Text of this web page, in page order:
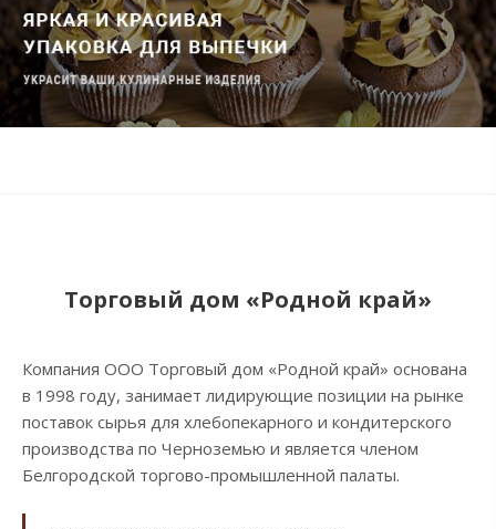
Торговый дом «Родной край»
Компания ООО Торговый дом «Родной край» основана
в 1998 году, занимает лидирующие позиции на рынке
поставок сырья для хлебопекарного и кондитерского
производства по Черноземью и является членом
Белгородской торгово-промышленной палаты.